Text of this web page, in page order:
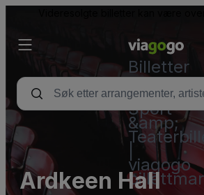
Billetter
–
Konsert,
Sport
&amp;
viagogo
Ardkeen Hall